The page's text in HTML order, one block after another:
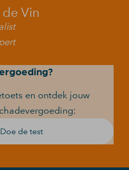
Vin
en ontdek jouw
Doe de test